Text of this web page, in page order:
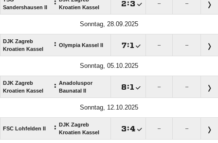
Sandershausen II
:
Kroatien Kassel
: – –
Sonntag, 28.09.2025
DJK Zagreb
Kroatien Kassel
: Olympia Kassel II : – –
Sonntag, 05.10.2025
DJK Zagreb
Kroatien Kassel
: Anadoluspor
Baunatal II
: – –
Sonntag, 12.10.2025
FSC Lohfelden II : DJK Zagreb
Kroatien Kassel
: – –